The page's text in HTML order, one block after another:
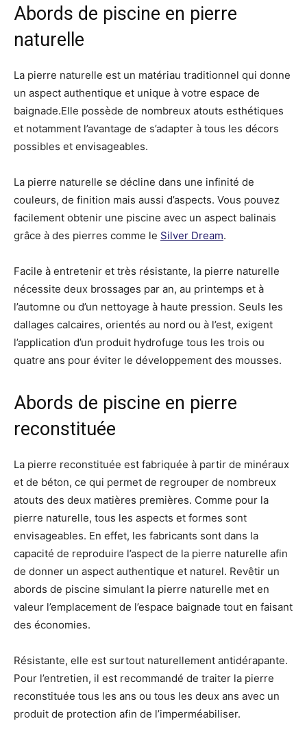
Abords de piscine en pierre
naturelle
La pierre naturelle est un matériau traditionnel qui donne
un aspect authentique et unique à votre espace de
baignade.Elle possède de nombreux atouts esthétiques
et notamment l’avantage de s’adapter à tous les décors
possibles et envisageables.
La pierre naturelle se décline dans une infinité de
couleurs, de finition mais aussi d’aspects. Vous pouvez
facilement obtenir une piscine avec un aspect balinais
grâce à des pierres comme le Silver Dream.
Facile à entretenir et très résistante, la pierre naturelle
nécessite deux brossages par an, au printemps et à
l’automne ou d’un nettoyage à haute pression. Seuls les
dallages calcaires, orientés au nord ou à l’est, exigent
l’application d’un produit hydrofuge tous les trois ou
quatre ans pour éviter le développement des mousses.
Abords de piscine en pierre
reconstituée
La pierre reconstituée est fabriquée à partir de minéraux
et de béton, ce qui permet de regrouper de nombreux
atouts des deux matières premières. Comme pour la
pierre naturelle, tous les aspects et formes sont
envisageables. En effet, les fabricants sont dans la
capacité de reproduire l’aspect de la pierre naturelle afin
de donner un aspect authentique et naturel. Revêtir un
abords de piscine simulant la pierre naturelle met en
valeur l’emplacement de l’espace baignade tout en faisant
des économies.
Résistante, elle est surtout naturellement antidérapante.
Pour l’entretien, il est recommandé de traiter la pierre
reconstituée tous les ans ou tous les deux ans avec un
produit de protection afin de l’imperméabiliser.